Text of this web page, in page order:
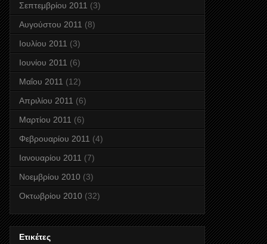
Σεπτεμβρίου 2011 (3)
Αυγούστου 2011 (8)
Ιουλίου 2011 (3)
Ιουνίου 2011 (6)
Μαΐου 2011 (12)
Απριλίου 2011 (6)
Μαρτίου 2011 (6)
Φεβρουαρίου 2011 (4)
Ιανουαρίου 2011 (7)
Νοεμβρίου 2010 (3)
Οκτωβρίου 2010 (32)
Ετικέτες